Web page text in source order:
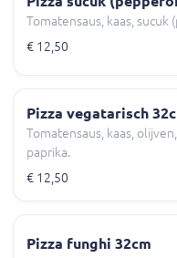
Tomatensaus, kaas, sucuk
€ 12,50
Pizza vegatarisch
Tomatensaus, kaas,
paprika.
€ 12,50
Pizza funghi 32cm